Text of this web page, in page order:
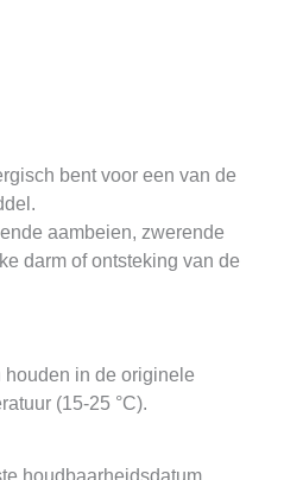
bent voor een van de
aambeien, zwerende
darm of ontsteking van de
houden in de originele
(15-25 °C).
houdbaarheidsdatum